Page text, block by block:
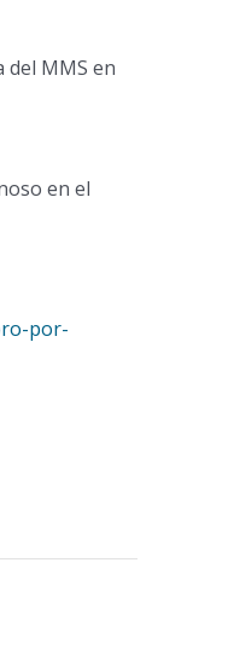
del MMS en
en el
por-